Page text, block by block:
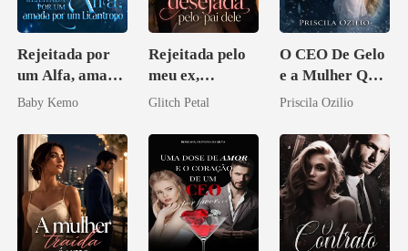
Rejeitada por
um Alfa, amada
por um
Baby Kemo
Rejeitada pelo
meu ex,
desejada pelo
Glitch Petal
O CEO De Gelo
e a Mulher Que
Ele Jurou Odiar
Priscila Ozilio